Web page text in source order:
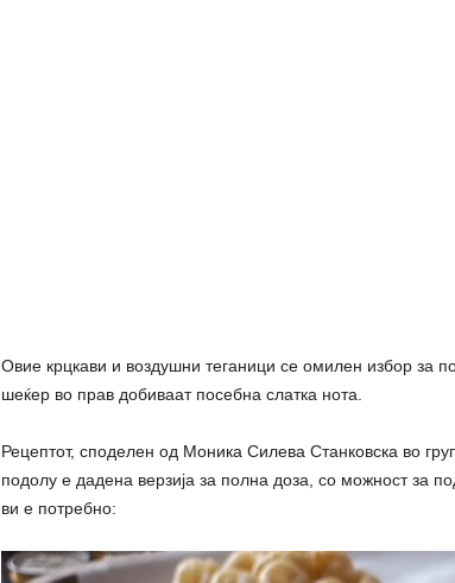
Овие крцкави и воздушни теганици се омилен избор за
шеќер во прав добиваат посебна слатка нота.
Рецептот, споделен од Моника Силева Станковска во
подолу е дадена верзија за полна доза, со можност за
ви е потребно: